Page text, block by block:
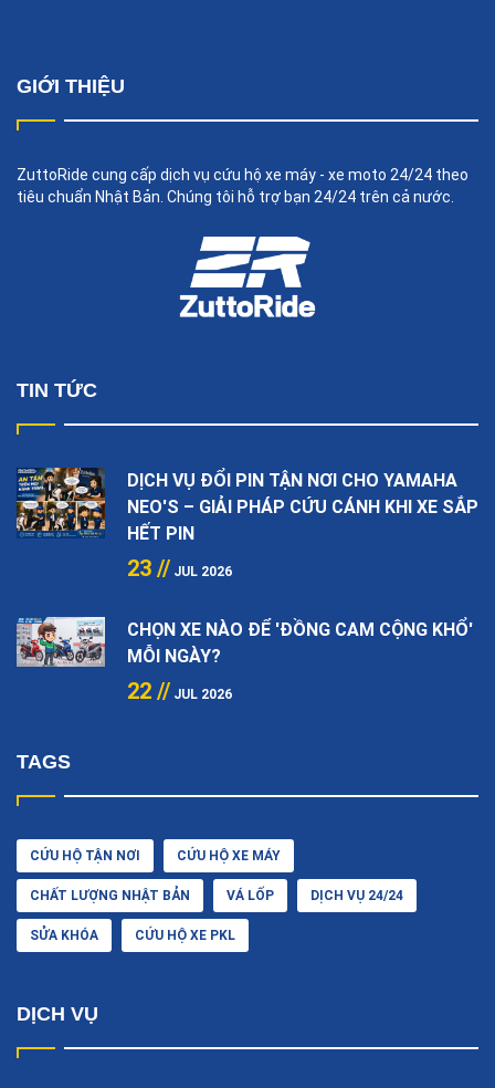
GIỚI THIỆU
ZuttoRide cung cấp dịch vụ cứu hộ xe máy - xe moto 24/24 theo
tiêu chuẩn Nhật Bản. Chúng tôi hỗ trợ bạn 24/24 trên cả nước.
TIN TỨC
DỊCH VỤ ĐỔI PIN TẬN NƠI CHO YAMAHA
NEO'S – GIẢI PHÁP CỨU CÁNH KHI XE SẮP
HẾT PIN
23 // JUL 2026
CHỌN XE NÀO ĐỂ 'ĐỒNG CAM CỘNG KHỔ'
MỖI NGÀY?
22 // JUL 2026
TAGS
CỨU HỘ TẬN NƠI CỨU HỘ XE MÁY
CHẤT LƯỢNG NHẬT BẢN VÁ LỐP DỊCH VỤ 24/24
SỬA KHÓA CỨU HỘ XE PKL
DỊCH VỤ